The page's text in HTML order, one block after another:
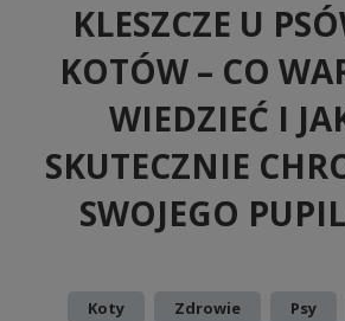
KLESZCZE U
KOTÓW – CO
WIEDZIEĆ I
SKUTECZNIE
SWOJEGO
Koty
Zdrowie Psy